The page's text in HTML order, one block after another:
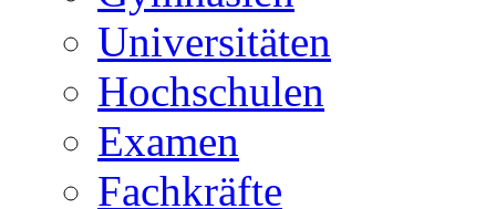
Universitäten
Hochschulen
Examen
Fachkräfte